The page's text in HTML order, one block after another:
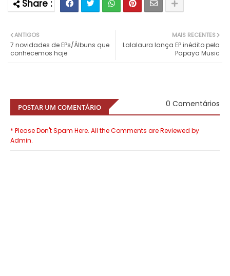
MAIS RECENTES
Lalalaura lança EP inédito pela
Papaya Music
ANTIGOS
7 novidades de EPs/Álbuns que
conhecemos hoje
POSTAR UM COMENTÁRIO 0 Comentários
* Please Don't Spam Here. All the Comments are Reviewed by
Admin.